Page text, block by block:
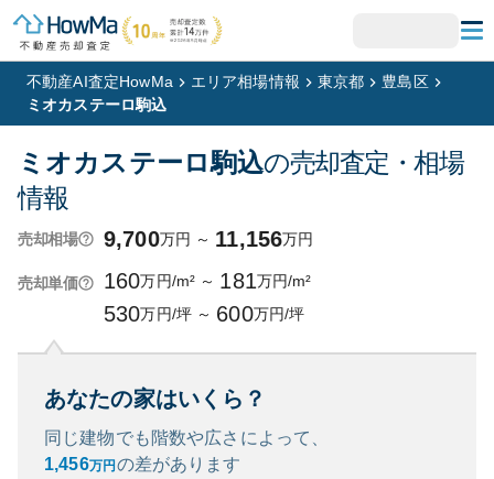
不動産AI査定HowMa エリア相場情報 東京都
豊島区
ミオカステーロ駒込
ミオカステーロ駒込の売却査定・相場
情報
売却相場 9,700万円 ～ 11,156万円
売却単価 160万円/m² ～ 181万円/m²
530万円/坪 ～ 600万円/坪
あなたの家はいくら？
同じ建物でも階数や広さによって、
1,456万円 の差があります